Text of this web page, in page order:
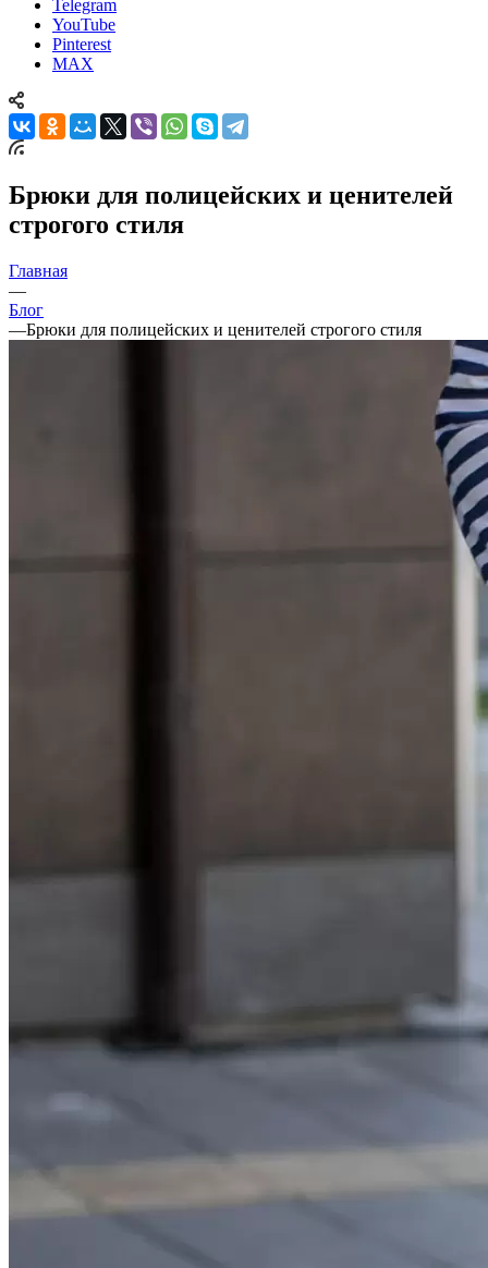
Telegram
YouTube
Pinterest
MAX
Брюки для полицейских и ценителей
строгого стиля
Главная
—
Блог
—Брюки для полицейских и ценителей строгого стиля